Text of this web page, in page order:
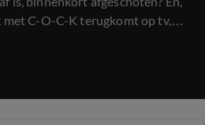
met C-O-C-K terugkomt op tv,